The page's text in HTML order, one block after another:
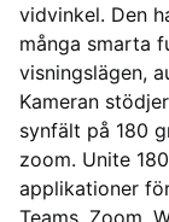
vidvinkel. Den
många smarta
visningslägen,
Kameran
synfält på 180
zoom. Unite
applikationer